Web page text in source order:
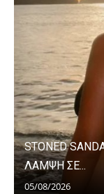
STONED
ΛΑΜΨΗ ΣΕ...
05/08/2026